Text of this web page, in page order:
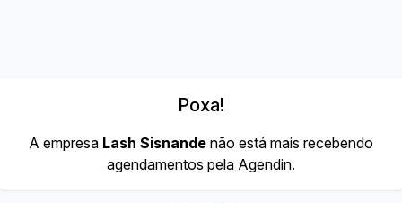
Poxa!
A empresa Lash Sisnande não está mais recebendo
agendamentos pela Agendin.